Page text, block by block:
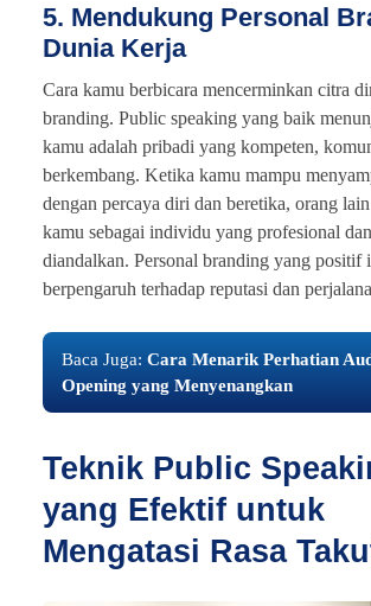
5. Mendukung Personal
Dunia Kerja
Cara kamu berbicara mencerminkan citra
branding. Public speaking yang baik
kamu adalah pribadi yang kompeten,
berkembang. Ketika kamu mampu
dengan percaya diri dan beretika, orang
kamu sebagai individu yang profesional
diandalkan. Personal branding yang positif
berpengaruh terhadap reputasi dan
Baca Juga: Cara Menarik Perhatian
Opening yang Menyenangkan
Teknik Public
yang Efektif untuk
Mengatasi Rasa